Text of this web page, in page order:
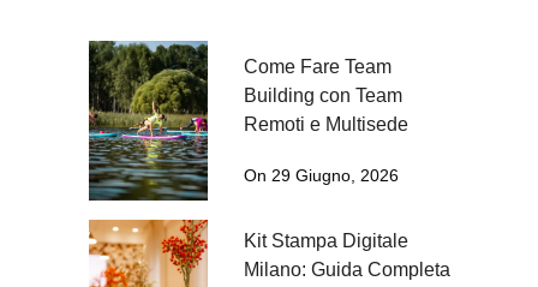
Come Fare Team
Building con Team
Remoti e Multisede
On 29 Giugno, 2026
Kit Stampa Digitale
Milano: Guida Completa